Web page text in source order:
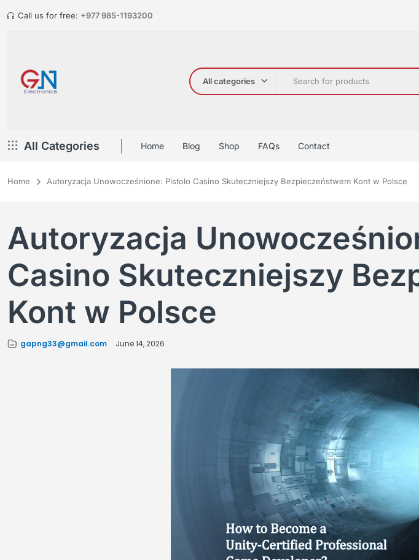
Call us for free: +977 985-1193200
All categories
All Categories Home Blog Shop FAQs Contact
Home Autoryzacja Unowocześnione: Pistolo Casino Skuteczniejszy Bezpieczeństwem Kont w Polsce
Autoryzacja
Casino Skuteczniejszy
Kont w Polsce
gapng33@gmail.com June 14, 2026